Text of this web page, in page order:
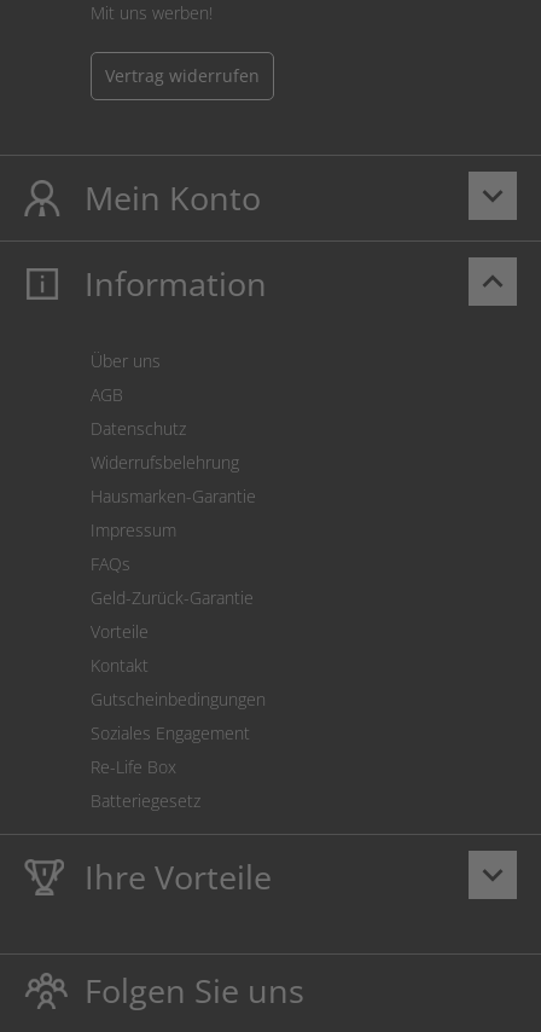
Mit uns werben!
Vertrag widerrufen
keyboard_arrow_down
Mein Konto
Mein Konto
Cookie Einstellungen
keyboard_arrow_up
Information
Über uns
AGB
Datenschutz
Widerrufsbelehrung
Hausmarken-Garantie
Impressum
FAQs
Geld-Zurück-Garantie
Vorteile
Kontakt
Gutscheinbedingungen
Soziales Engagement
Re-Life Box
Batteriegesetz
keyboard_arrow_down
Ihre Vorteile
LebenslangeHausmarke Garantieauf Toner und Tinte
schützt auch Ihren Drucker.
Umweltfreundlich dadurch Abfallvermeidung.
Folgen Sie uns